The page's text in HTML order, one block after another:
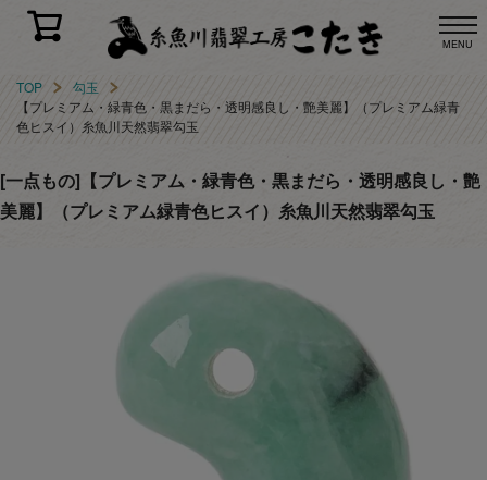
MENU
TOP
勾玉
【プレミアム・緑青色・黒まだら・透明感良し・艶美麗】（プレミアム緑青
色ヒスイ）糸魚川天然翡翠勾玉
[一点もの]【プレミアム・緑青色・黒まだら・透明感良し・艶
美麗】（プレミアム緑青色ヒスイ）糸魚川天然翡翠勾玉